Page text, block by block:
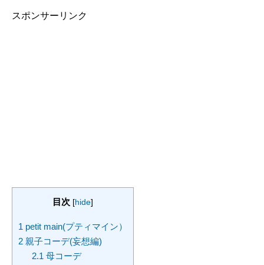
スポンサーリンク
目次 [hide]
1 petit main(プティマイン）
2 親子コーデ(妄想編)
2.1 母コーデ